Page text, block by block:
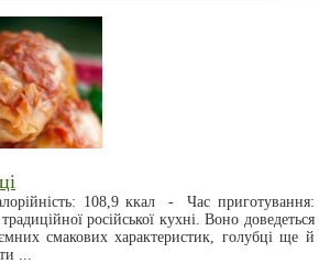
108,9 ккал - Час приготування:
російської кухні. Воно доведеться
смакових характеристик, голубці ще й
...